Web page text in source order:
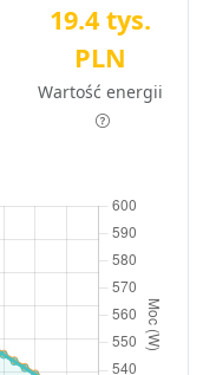
19.4 tys.
PLN
Wartość energii